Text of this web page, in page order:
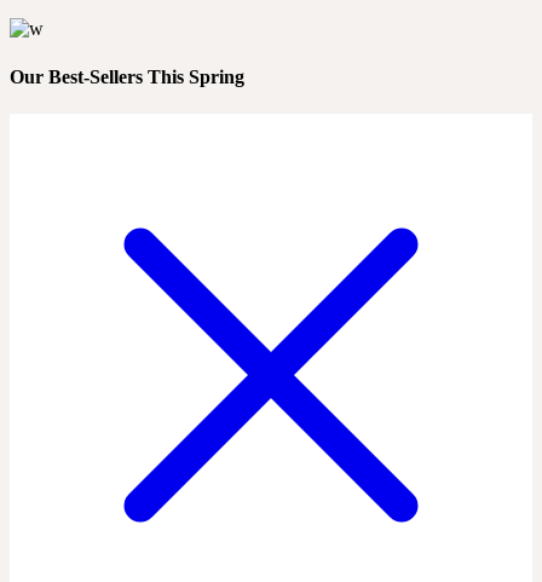
Our Best-Sellers This Spring